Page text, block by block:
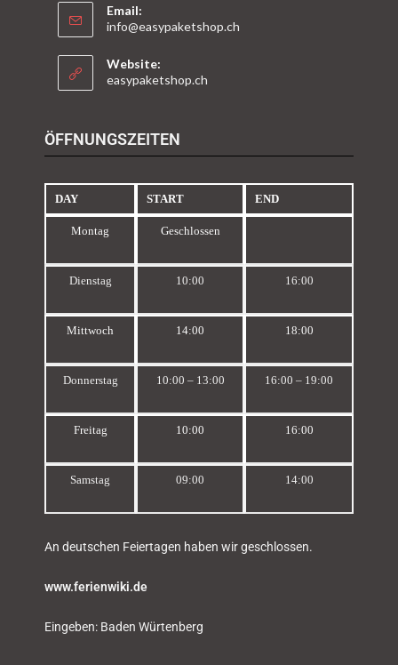
Email:
info@easypaketshop.ch
Website:
easypaketshop.ch
ÖFFNUNGSZEITEN
DAY START END
Montag Geschlossen
Dienstag 10:00 16:00
Mittwoch 14:00 18:00
Donnerstag 10:00 – 13:00 16:00 – 19:00
Freitag 10:00 16:00
Samstag 09:00 14:00
An deutschen Feiertagen haben wir geschlossen.
www.ferienwiki.de
Eingeben: Baden Würtenberg